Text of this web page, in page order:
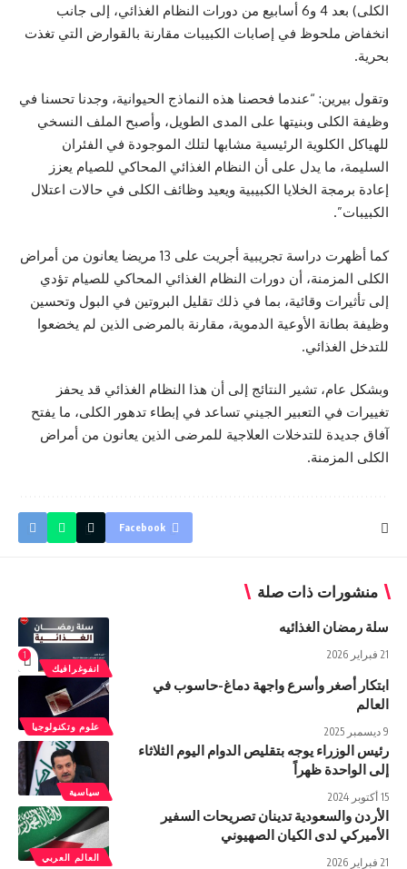
الكلى) بعد 4 و6 أسابيع من دورات النظام الغذائي، إلى جانب
انخفاض ملحوظ في إصابات الكبيبات مقارنة بالقوارض التي تغذت
بحرية.
وتقول بيرين: “عندما فحصنا هذه النماذج الحيوانية، وجدنا تحسنا في
وظيفة الكلى وبنيتها على المدى الطويل، وأصبح الملف النسخي
للهياكل الكلوية الرئيسية مشابها لتلك الموجودة في الفئران
السليمة، ما يدل على أن النظام الغذائي المحاكي للصيام يعزز
إعادة برمجة الخلايا الكبيبية ويعيد وظائف الكلى في حالات اعتلال
الكبيبات”.
كما أظهرت دراسة تجريبية أجريت على 13 مريضا يعانون من أمراض
الكلى المزمنة، أن دورات النظام الغذائي المحاكي للصيام تؤدي
إلى تأثيرات وقائية، بما في ذلك تقليل البروتين في البول وتحسين
وظيفة بطانة الأوعية الدموية، مقارنة بالمرضى الذين لم يخضعوا
للتدخل الغذائي.
وبشكل عام، تشير النتائج إلى أن هذا النظام الغذائي قد يحفز
تغييرات في التعبير الجيني تساعد في إبطاء تدهور الكلى، ما يفتح
آفاق جديدة للتدخلات العلاجية للمرضى الذين يعانون من أمراض
الكلى المزمنة.
Facebook
منشورات ذات صلة
1
انفوغرافيك
سلة رمضان الغذائیه
21 فبراير 2026
علوم وتكنولوجيا
ابتكار أصغر وأسرع واجهة دماغ-حاسوب في
العالم
9 ديسمبر 2025
سياسية
رئيس الوزراء يوجه بتقليص الدوام اليوم الثلاثاء
إلى الواحدة ظهراً
15 أكتوبر 2024
العالم العربي
الأردن والسعودية تدينان تصريحات السفير
الأميركي لدى الكيان الصهيوني
21 فبراير 2026